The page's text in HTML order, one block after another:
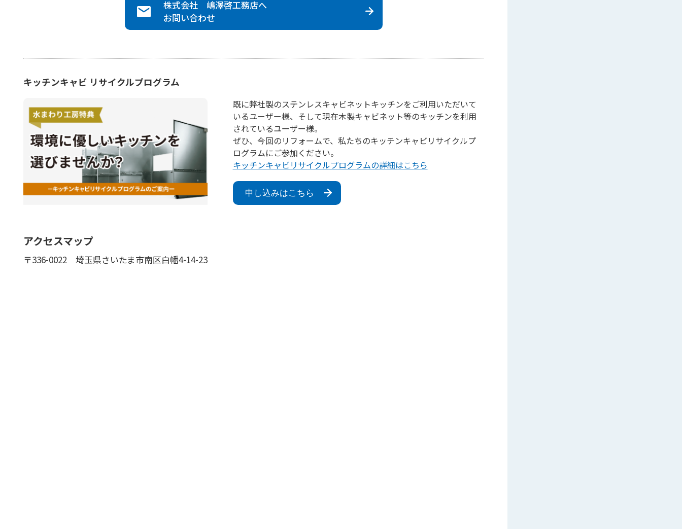
株式会社 嶋澤啓工務店へ
お問い合わせ
キッチンキャビ リサイクルプログラム
既に弊社製のステンレスキャビネットキッチンをご利用いただいて
いるユーザー様、そして現在木製キャビネット等のキッチンを利用
されているユーザー様。
ぜひ、今回のリフォームで、私たちのキッチンキャビリサイクルプ
ログラムにご参加ください。
キッチンキャビリサイクルプログラムの詳細はこちら
申し込みはこちら
アクセスマップ
〒336-0022 埼玉県さいたま市南区白幡4-14-23